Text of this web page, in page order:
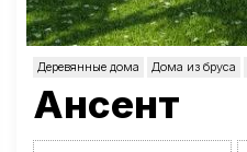
Деревянные дома Дома из бруса
Ансент